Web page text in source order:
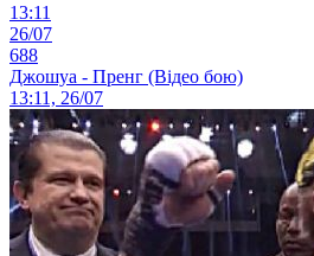
13:11
26/07
688
Джошуа - Пренг (Відео бою)
13:11, 26/07